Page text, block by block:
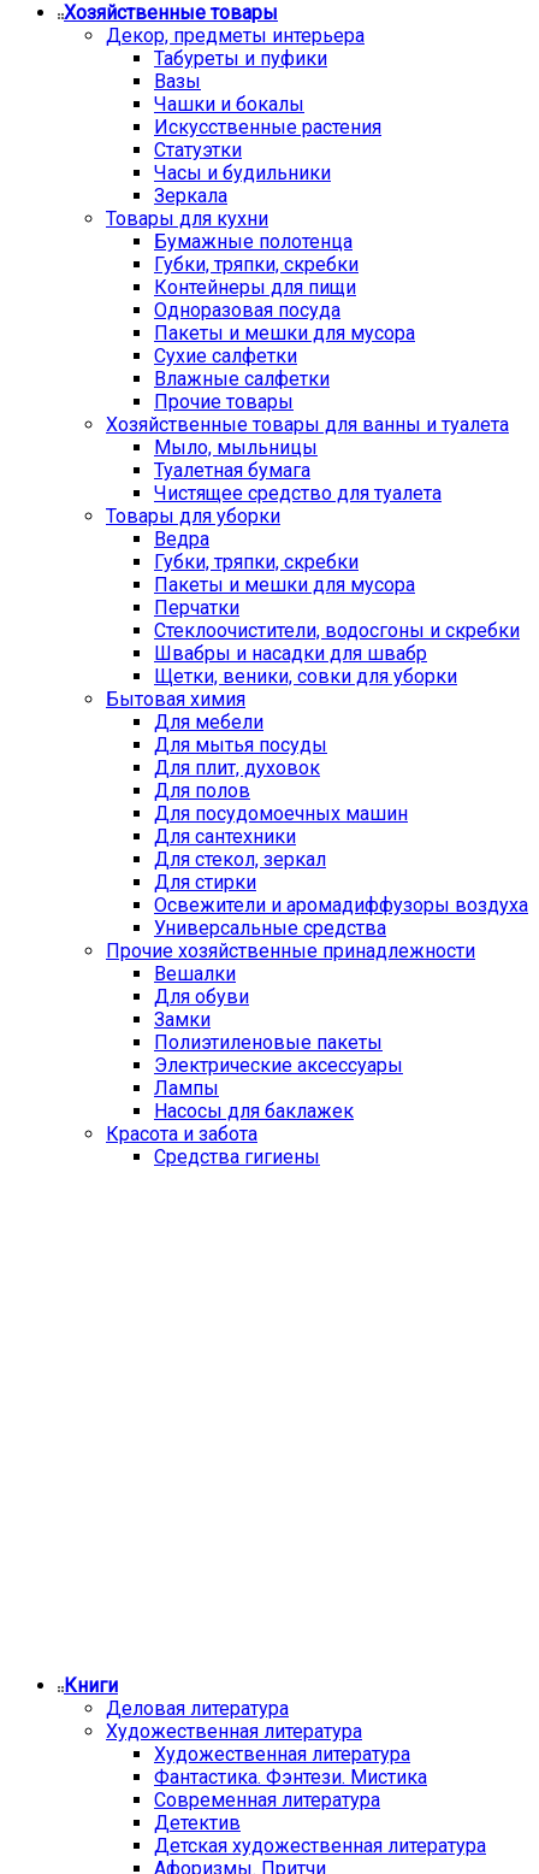
Хозяйственные товары
Декор, предметы интерьера
Табуреты и пуфики
Вазы
Чашки и бокалы
Искусственные растения
Статуэтки
Часы и будильники
Зеркала
Товары для кухни
Бумажные полотенца
Губки, тряпки, скребки
Контейнеры для пищи
Одноразовая посуда
Пакеты и мешки для мусора
Сухие салфетки
Влажные салфетки
Прочие товары
Хозяйственные товары для ванны и туалета
Мыло, мыльницы
Туалетная бумага
Чистящее средство для туалета
Товары для уборки
Ведра
Губки, тряпки, скребки
Пакеты и мешки для мусора
Перчатки
Стеклоочистители, водосгоны и скребки
Швабры и насадки для швабр
Щетки, веники, совки для уборки
Бытовая химия
Для мебели
Для мытья посуды
Для плит, духовок
Для полов
Для посудомоечных машин
Для сантехники
Для стекол, зеркал
Для стирки
Освежители и аромадиффузоры воздуха
Универсальные средства
Прочие хозяйственные принадлежности
Вешалки
Для обуви
Замки
Полиэтиленовые пакеты
Электрические аксессуары
Лампы
Насосы для баклажек
Красота и забота
Средства гигиены
Книги
Деловая литература
Художественная литература
Художественная литература
Фантастика. Фэнтези. Мистика
Современная литература
Детектив
Детская художественная литература
Афоризмы. Притчи